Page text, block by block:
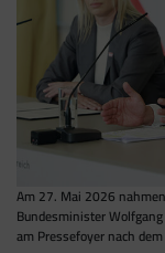
Am 27. Mai 2026
Bundesminister
am Pressefoyer nach